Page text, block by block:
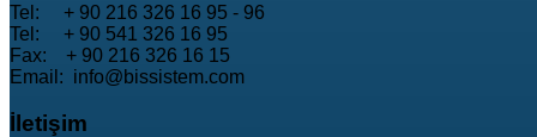
Tel: + 90 216 326 16 95 - 96
Tel: + 90 541 326 16 95
Fax: + 90 216 326 16 15
Email: info@bissistem.com
İletişim